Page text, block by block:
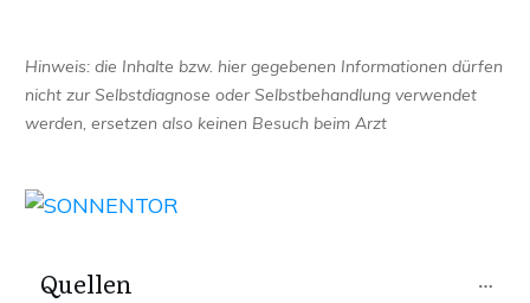
Hinweis: die Inhalte bzw. hier gegebenen Informationen dürfen
nicht zur Selbstdiagnose oder Selbstbehandlung verwendet
werden, ersetzen also keinen Besuch beim Arzt
Quellen